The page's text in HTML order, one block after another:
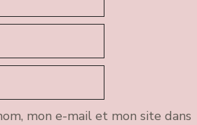
mon e-mail et mon site dans